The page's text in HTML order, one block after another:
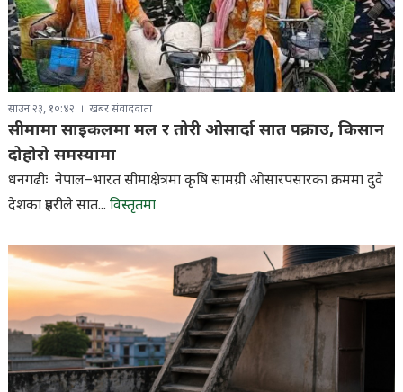
साउन २३, १०:४२ खबर संवाददाता
सीमामा साइकलमा मल र तोरी ओसार्दा सात पक्राउ, किसान
दोहोरो समस्यामा
धनगढीः नेपाल–भारत सीमाक्षेत्रमा कृषि सामग्री ओसारपसारका क्रममा दुवै
देशका प्रहरीले सात... विस्तृतमा